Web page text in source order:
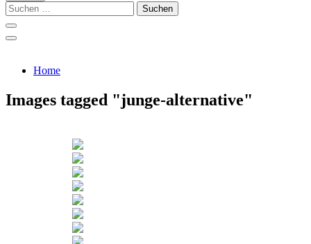
Suchen
nach:
Home
Images tagged "junge-alternative"